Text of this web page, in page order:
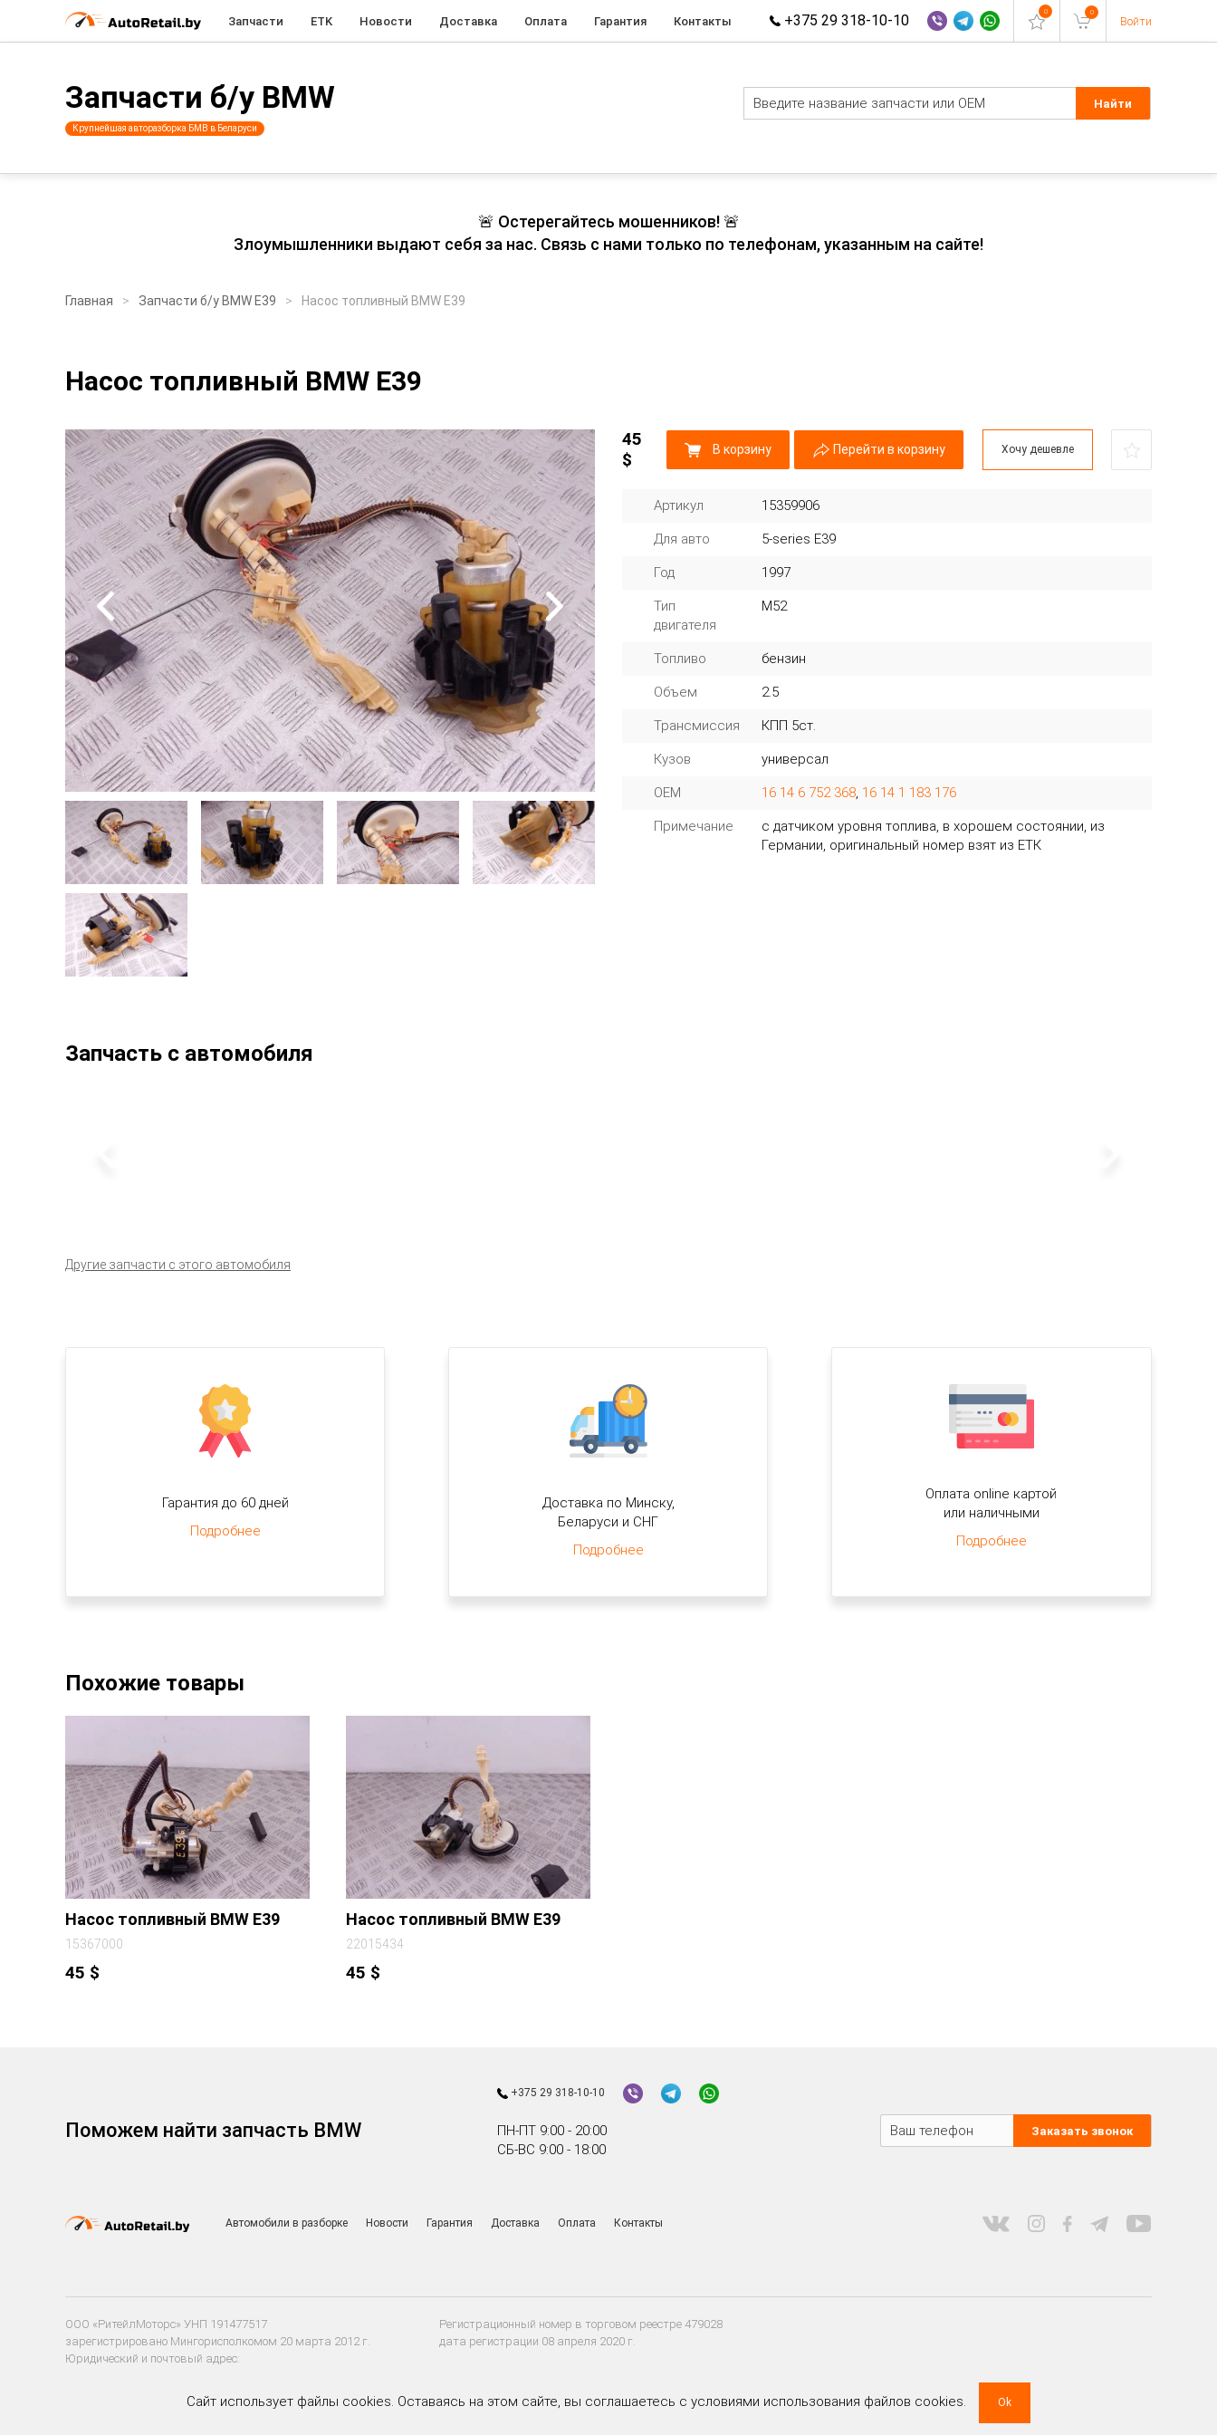
Запчасти ETK Новости Доставка Оплата Гарантия Контакты +375 29 318-10-10 0 0
Войти
Запчасти б/у BMW
Крупнейшая авторазборка БМВ в Беларуси
🚨 Остерегайтесь мошенников! 🚨
Злоумышленники выдают себя за нас. Связь с нами только по телефонам, указанным на сайте!
Главная Запчасти б/у BMW E39 Насос топливный BMW E39
Насос топливный BMW E39
45
$
В корзину Перейти в корзину Хочу дешевле
Артикул 15359906
Для авто 5-series E39
Год 1997
Тип
двигателя
M52
Топливо бензин
Объем 2.5
Трансмиссия КПП 5ст.
Кузов универсал
OEM 16 14 6 752 368, 16 14 1 183 176
Примечание
с датчиком уровня топлива, в хорошем состоянии, из
Германии, оригинальный номер взят из ЕТК
Запчасть с автомобиля
Другие запчасти с этого автомобиля
Гарантия до 60 дней
Подробнее
Доставка по Минску,
Беларуси и СНГ
Подробнее
Оплата online картой
или наличными
Подробнее
Похожие товары
Насос топливный BMW E39
15367000
45 $
Насос топливный BMW E39
22015434
45 $
Поможем найти запчасть BMW
+375 29 318-10-10
ПН-ПТ 9:00 - 20:00
СБ-ВС 9:00 - 18:00
Заказать звонок
Автомобили в разборке Новости Гарантия Доставка Оплата Контакты
ООО «РитейлМоторс» УНП 191477517
зарегистрировано Мингорисполкомом 20 марта 2012 г.
Юридический и почтовый адрес:
Регистрационный номер в торговом реестре 479028
дата регистрации 08 апреля 2020 г.
Сайт использует файлы cookies. Оставаясь на этом сайте, вы соглашаетесь с условиями использования файлов cookies. Ok